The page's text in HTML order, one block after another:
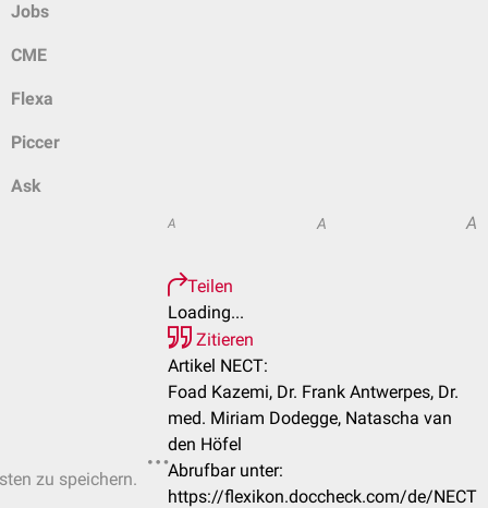
Jobs
CME
Flexa
Piccer
Ask
zu speichern.
A A A
Teilen
Loading...
Zitieren
Artikel NECT:
Foad Kazemi, Dr. Frank Antwerpes, Dr.
med. Miriam Dodegge, Natascha van
den Höfel
Abrufbar unter:
https://flexikon.doccheck.com/de/NECT